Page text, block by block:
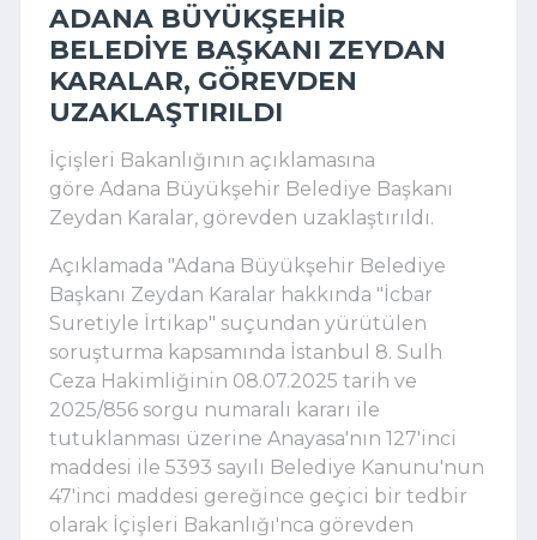
ADANA BÜYÜKŞEHIR
BELEDIYE BAŞKANI ZEYDAN
KARALAR, GÖREVDEN
UZAKLAŞTIRILDI
İçişleri Bakanlığının açıklamasına
göre Adana Büyükşehir Belediye Başkanı
Zeydan Karalar, görevden uzaklaştırıldı.
Açıklamada "Adana Büyükşehir Belediye
Başkanı Zeydan Karalar hakkında "İcbar
Suretiyle İrtikap" suçundan yürütülen
soruşturma kapsamında İstanbul 8. Sulh
Ceza Hakimliğinin 08.07.2025 tarih ve
2025/856 sorgu numaralı kararı ile
tutuklanması üzerine Anayasa'nın 127'inci
maddesi ile 5393 sayılı Belediye Kanunu'nun
47'inci maddesi gereğince geçici bir tedbir
olarak İçişleri Bakanlığı'nca görevden